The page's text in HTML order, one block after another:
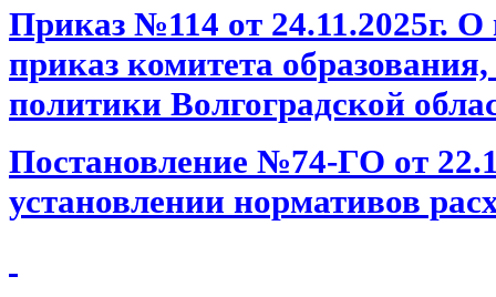
Приказ №114 от 24.11.2025г. О
приказ комитета
политики Волгоградской
Постановление №74-ГО от
установлении нормативов